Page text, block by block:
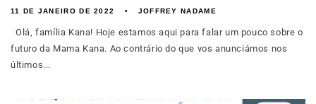
11 DE JANEIRO DE 2022 JOFFREY NADAME
Olá, família Kana! Hoje estamos aqui para falar um pouco sobre o
futuro da Mama Kana. Ao contrário do que vos anunciámos nos
últimos...